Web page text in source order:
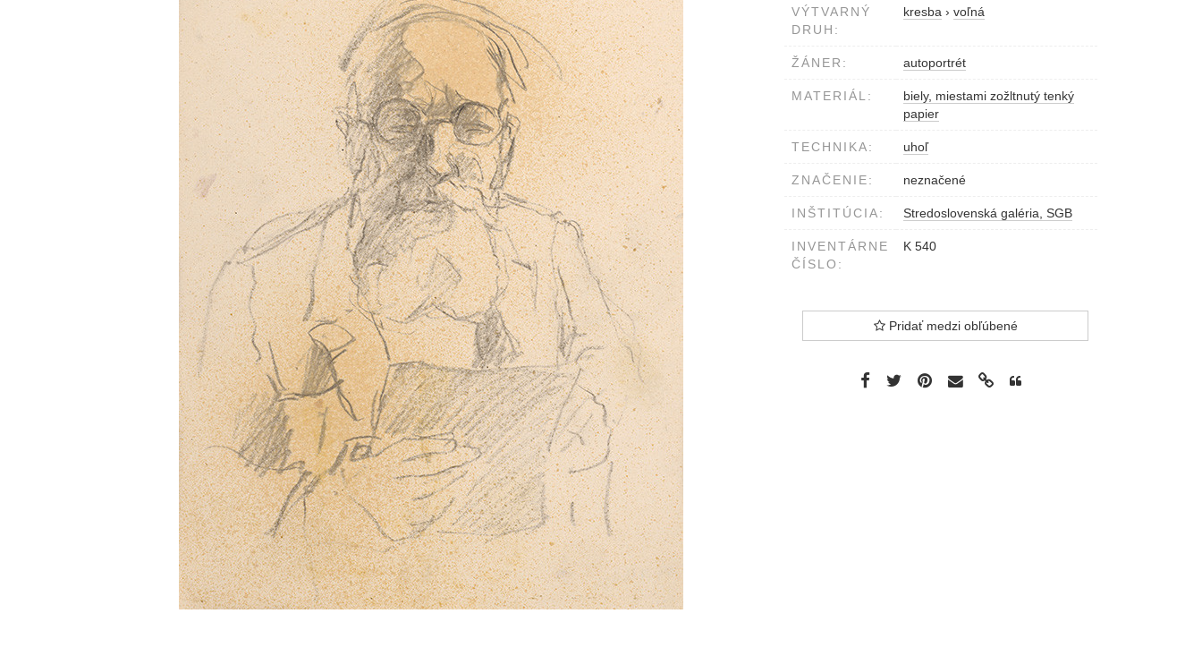
VÝTVARNÝ
DRUH:
kresba › voľná
ŽÁNER: autoportrét
MATERIÁL:
biely, miestami zožltnutý tenký
papier
TECHNIKA: uhoľ
ZNAČENIE: neznačené
INŠTITÚCIA: Stredoslovenská galéria, SGB
INVENTÁRNE
ČÍSLO:
K 540
Pridať medzi obľúbené